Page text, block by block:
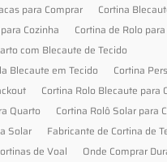
para Comprar
Cortina
Cozinha
Cortina de Rolo
com Blecaute de Tecido
Blecaute em Tecido
Cortina
Cortina Rolo Blecaute para
Quarto
Cortina Rolô Solar para
Solar
Fabricante de Cortina de
de Voal
Onde Comprar